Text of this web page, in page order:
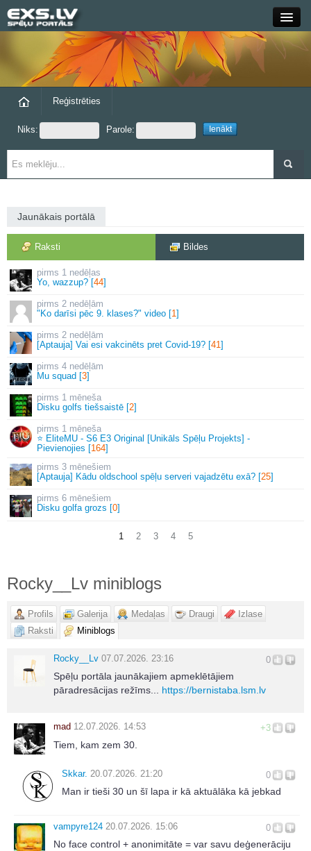
Close
Forums
Grupas
Reģistrēties
Niks: Parole:
Jaunākais portālā
Raksti Bildes
1 nedēļas
Yo, wazzup? [44]
2 nedēļām
"Ko darīsi pēc 9. klases?" video [1]
2 nedēļām
[Aptauja] Vai esi vakcinēts pret Covid-19? [41]
4 nedēļām
Mu squad [3]
1 mēneša
Disku golfs tiešsaistē [2]
1 mēneša
⭐ EliteMU - S6 E3 Original [Unikāls Spēļu Projekts] -
Pievienojies [164]
3 mēnešiem
[Aptauja] Kādu oldschool spēļu serveri vajadzētu exā? [25]
6 mēnešiem
Disku golfa grozs [0]
1 2 3 4 5
Rocky__Lv miniblogs
Profils Galerija Medaļas Draugi
Izlase
Raksti
Miniblogs
0
Rocky__Lv 07.07.2026. 23:16
Spēļu portāla jaunākajiem apmeklētājiem
pāradresācijas režīms... https://bernistaba.lsm.lv
+3
mad 12.07.2026. 14:53
Tiem, kam zem 30.
0
Skkar. 20.07.2026. 21:20
Man ir tieši 30 un šī lapa ir kā aktuālāka kā jebkad
0
vampyre124 20.07.2026. 15:06
No face control + anonimitāte = var savu deģenerāciju